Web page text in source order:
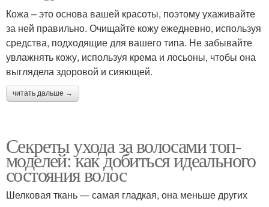
Кожа – это основа вашей красоты, поэтому ухаживайте
за ней правильно. Очищайте кожу ежедневно, используя
средства, подходящие для вашего типа. Не забывайте
увлажнять кожу, используя крема и лосьоны, чтобы она
выглядела здоровой и сияющей.
читать дальше →
Секреты ухода за волосами топ-
моделей: как добиться идеального
состояния волос
Шелковая ткань — самая гладкая, она меньше других